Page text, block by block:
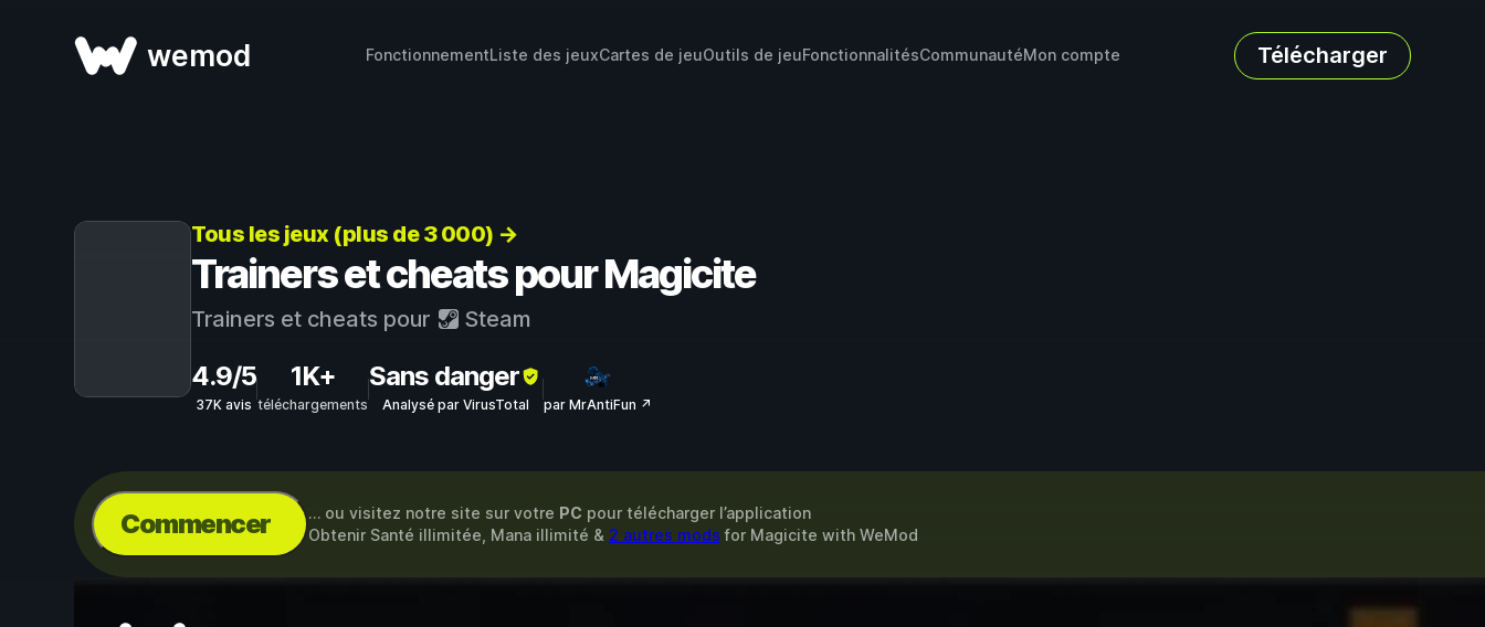
wemod FonctionnementListe des jeuxCartes de jeuOutils de jeuFonctionnalitésCommunautéMon compte Télécharger
Tous les jeux (plus de 3 000) →
Trainers et cheats pour Magicite
Trainers et cheats pour Steam
4.9/5
37K avis
1K+
téléchargements
Sans danger
Analysé par VirusTotal par MrAntiFun ↗
Commencer … ou visitez notre site sur votre PC pour télécharger l’application
Obtenir Santé illimitée, Mana illimité & 2 autres mods for Magicite with WeMod